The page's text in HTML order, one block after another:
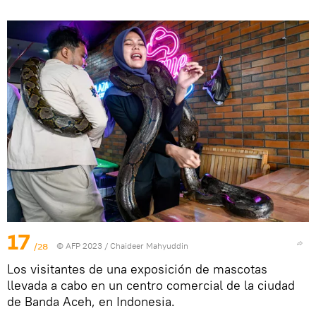
17 /28 © AFP 2023 / Chaideer Mahyuddin
Los visitantes de una exposición de mascotas
llevada a cabo en un centro comercial de la ciudad
de Banda Aceh, en Indonesia.